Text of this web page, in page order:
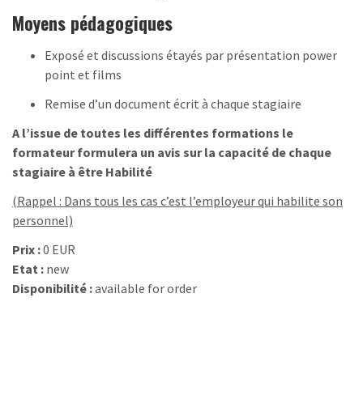
Moyens pédagogiques
Exposé et discussions étayés par présentation power
point et films
Remise d’un document écrit à chaque stagiaire
A l’issue de toutes les différentes formations le
formateur formulera un avis sur la capacité de chaque
stagiaire à être Habilité
(Rappel : Dans tous les cas c’est l’employeur qui habilite son
personnel)
Prix :0 EUR
Etat : new
Disponibilité :available for order